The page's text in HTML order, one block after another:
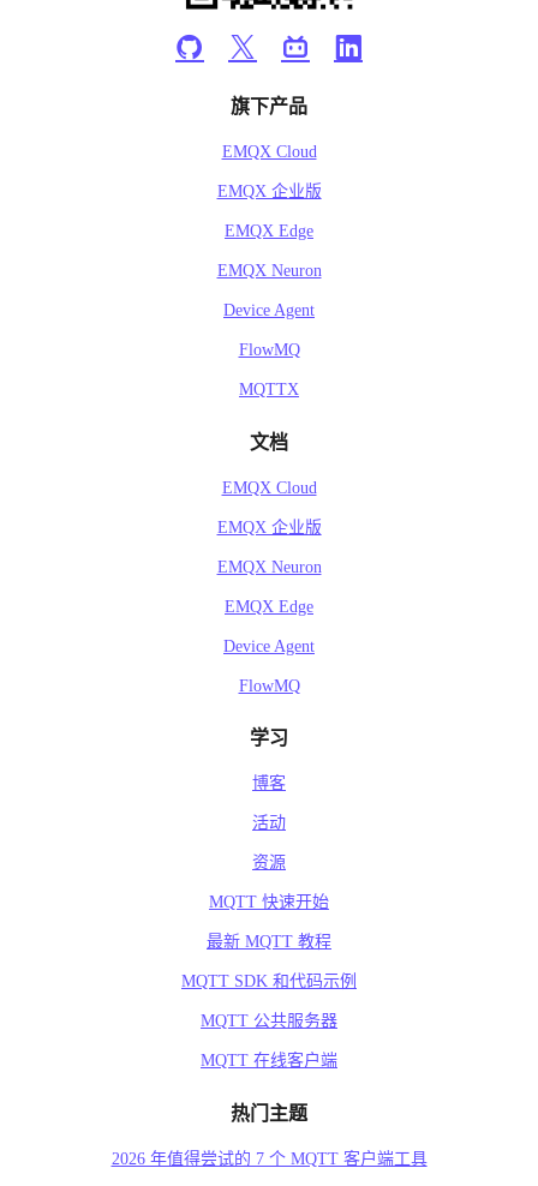
旗下产品
EMQX Cloud
EMQX 企业版
EMQX Edge
EMQX Neuron
Device Agent
FlowMQ
MQTTX
文档
EMQX Cloud
EMQX 企业版
EMQX Neuron
EMQX Edge
Device Agent
FlowMQ
学习
博客
活动
资源
MQTT 快速开始
最新 MQTT 教程
MQTT SDK 和代码示例
MQTT 公共服务器
MQTT 在线客户端
热门主题
2026 年值得尝试的 7 个 MQTT 客户端工具